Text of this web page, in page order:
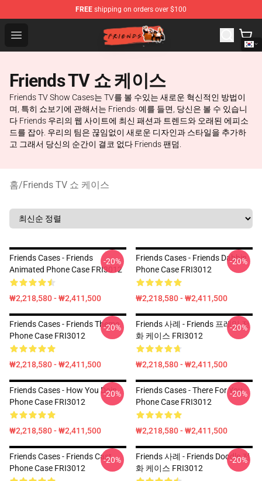
FREE shipping on orders over $100
Open menu
Friends Store - Official Friends Merchandise Shop
Friends TV 쇼 케이스
Friends TV Show Cases는 TV를 볼 수있는 새로운 혁신적인 방법이
며, 특히 쇼보기에 관해서는 Friends· 예를 들면, 당신은 볼 수 있습니
다 Friends 우리의 웹 사이트에 최신 패션과 트렌드와 오래된 에피소
드를 잡아. 우리의 팀은 끊임없이 새로운 디자인과 스타일을 추가하
고 그래서 당신의 순간이 결코 없다 Friends 팬덤.
홈/Friends TV 쇼 케이스
Friends Cases - Friends
Animated Phone Case FRI3012
₩2,218,580 - ₩2,411,500
-20%
Friends Cases - Friends Dabbin
Phone Case FRI3012
₩2,218,580 - ₩2,411,500
-20%
Friends Cases - Friends Theme
Phone Case FRI3012
₩2,218,580 - ₩2,411,500
-20%
Friends 사례 - Friends 프레임 전
화 케이스 FRI3012
₩2,218,580 - ₩2,411,500
-20%
Friends Cases - How You Doin
Phone Case FRI3012
₩2,218,580 - ₩2,411,500
-20%
Friends Cases - There For You
Phone Case FRI3012
₩2,218,580 - ₩2,411,500
-20%
Friends Cases - Friends Cast
Phone Case FRI3012
-20%
Friends 사례 - Friends Doodle 전
화 케이스 FRI3012
-20%